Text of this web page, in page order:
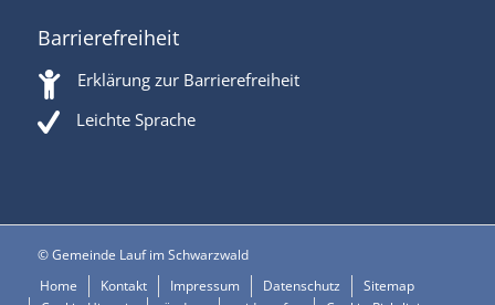
Barrierefreiheit
Erklärung zur Barrierefreiheit
Leichte Sprache
© Gemeinde Lauf im Schwarzwald
Home
Kontakt Impressum Datenschutz
Sitemap